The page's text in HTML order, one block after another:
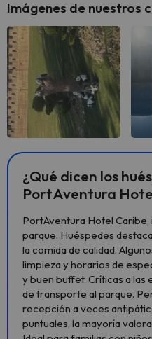
Imágenes de nuestros
¿Qué dicen los
PortAventura
PortAventura Hotel
parque. Huéspedes
la comida de calidad.
limpieza y horarios de
y buen buffet. Críticas a
de transporte al parque.
recepción a veces
puntuales, la mayoría